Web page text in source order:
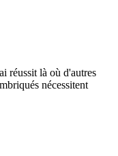
réussit là où d'autres
nécessitent